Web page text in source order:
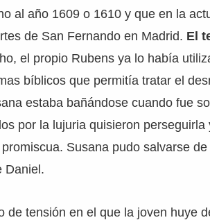
al año 1609 o 1610 y que en la
de San Fernando en Madrid. El
el propio Rubens ya lo había
bíblicos que permitía tratar el
estaba bañándose cuando fue
por la lujuria quisieron perseguirla
Susana pudo salvarse
Daniel.
de tensión en el que la joven huye